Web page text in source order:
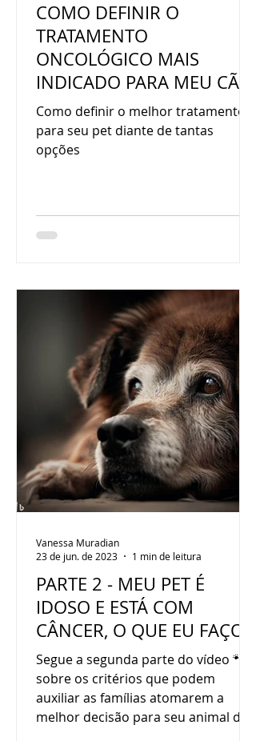
COMO DEFINIR O
TRATAMENTO
ONCOLÓGICO MAIS
INDICADO PARA MEU CÃO
OU GATO?
Como definir o melhor tratamento
para seu pet diante de tantas
opções
PARTE 2 - MEU PET É
IDOSO E ESTÁ COM
CÂNCER, O QUE EU FAÇO?
Segue a segunda parte do vídeo 🐾
sobre os critérios que podem
auxiliar as famílias atomarem a
melhor decisão para seu animal de...
Vanessa Muradian
23 de jun. de 2023
1 min de leitura